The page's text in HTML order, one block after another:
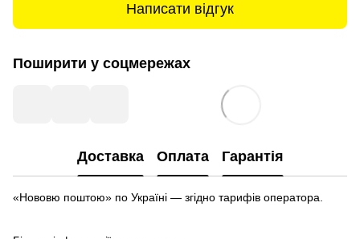
Написати відгук
Поширити у соцмережах
Доставка Оплата Гарантія
«Нововю поштою» по Україні — згідно тарифів оператора.